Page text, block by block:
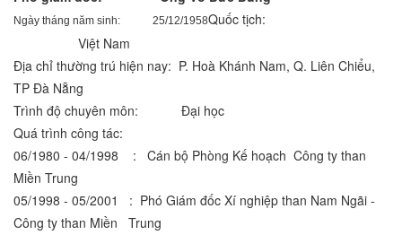
Ngày tháng năm sinh: 25/12/1958Quốc tịch:
Việt Nam
Địa chỉ thường trú hiện nay: P. Hoà Khánh Nam, Q. Liên Chiểu,
TP Đà Nẵng
Trình độ chuyên môn: Đại học
Quá trình công tác:
06/1980 - 04/1998 : Cán bộ Phòng Kế hoạch Công ty than
Miền Trung
05/1998 - 05/2001 : Phó Giám đốc Xí nghiệp than Nam Ngãi -
Công ty than Miền Trung